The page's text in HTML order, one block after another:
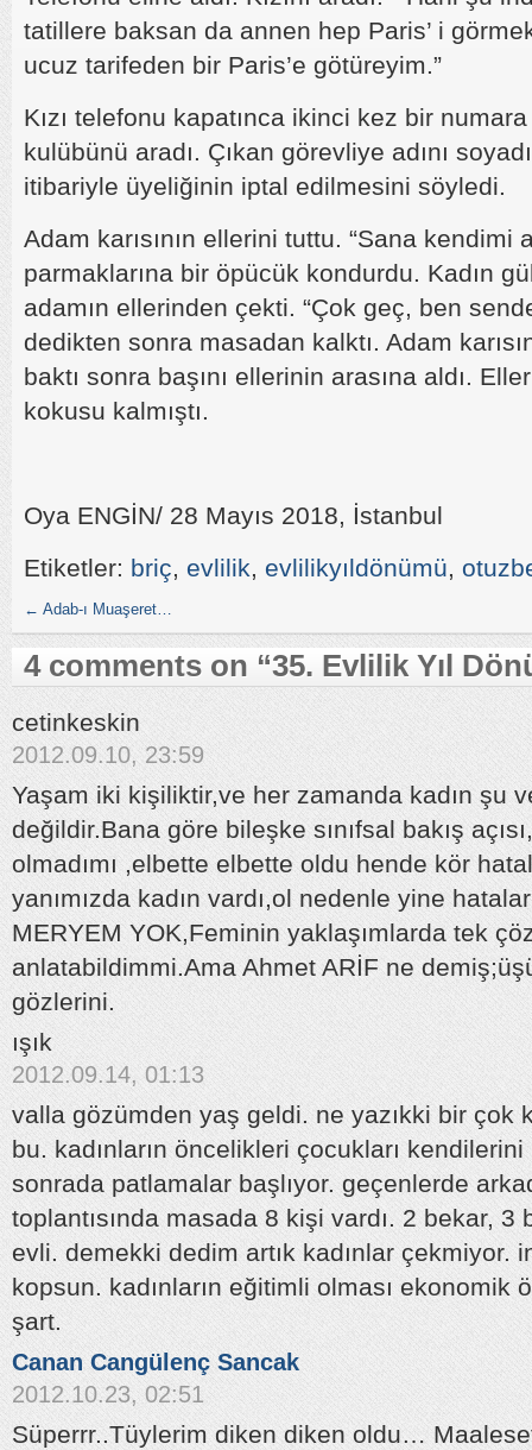
tatillere baksan da annen hep Paris’ i
ucuz tarifeden bir Paris’e götüreyim.”
Kızı telefonu kapatınca ikinci kez bir
kulübünü aradı. Çıkan görevliye adını
itibariyle üyeliğinin iptal edilmesini söyledi.
Adam karısının ellerini tuttu. “Sana kendimi
parmaklarına bir öpücük kondurdu. Kadın
adamın ellerinden çekti. “Çok geç, ben
dedikten sonra masadan kalktı. Adam
baktı sonra başını ellerinin arasına aldı.
kokusu kalmıştı.
Oya ENGİN/ 28 Mayıs 2018, İstanbul
Etiketler: briç, evlilik, evlilikyıldönümü,
← Adab-ı Muaşeret…
4 comments on “35. Evlilik Yıl
cetinkeskin
2012.09.10, 23:59
Yaşam iki kişiliktir,ve her zamanda kadın şu
değildir.Bana göre bileşke sınıfsal bakış
olmadımı ,elbette elbette oldu hende kör
yanımızda kadın vardı,ol nedenle yine
MERYEM YOK,Feminin yaklaşımlarda tek
anlatabildimmi.Ama Ahmet ARİF ne
gözlerini.
ışık
2012.09.14, 01:13
valla gözümden yaş geldi. ne yazıkki bir çok
bu. kadınların öncelikleri çocukları
sonrada patlamalar başlıyor. geçenlerde
toplantısında masada 8 kişi vardı. 2 bekar, 3
evli. demekki dedim artık kadınlar çekmiyor.
kopsun. kadınların eğitimli olması ekonomik
şart.
Canan Cangülenç Sancak
2012.10.23, 02:51
Süperrr..Tüylerim diken diken oldu…